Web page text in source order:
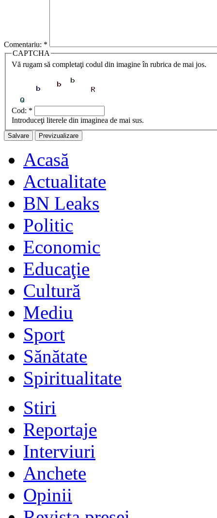
Comentariu: *
CAPTCHA
Vă rugam să completaţi codul din imagine în rubrica de mai jos.
Cod: *
Introduceţi literele din imaginea de mai sus.
Acasă
Actualitate
BN Leaks
Politic
Economic
Educaţie
Cultură
Mediu
Sport
Sănătate
Spiritualitate
Stiri
Reportaje
Interviuri
Anchete
Opinii